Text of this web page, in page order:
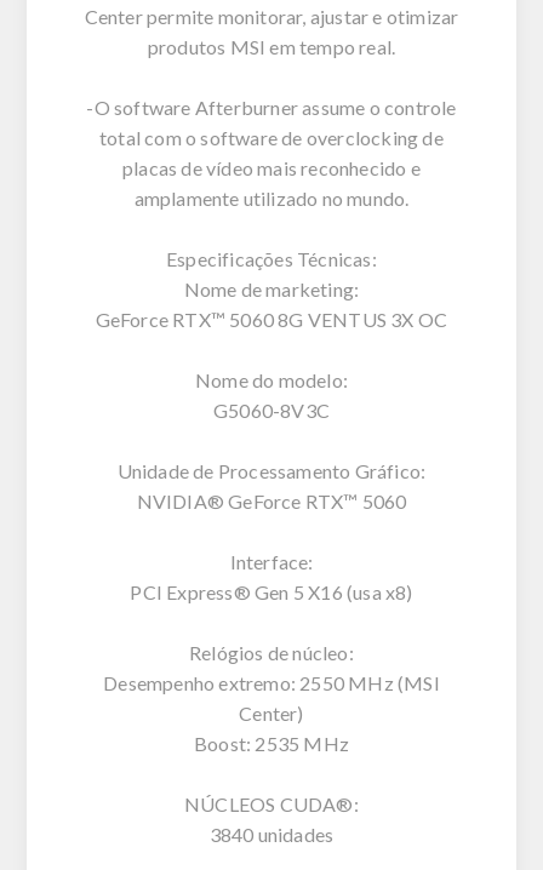
Center permite monitorar, ajustar e otimizar
produtos MSI em tempo real.
-O software Afterburner assume o controle
total com o software de overclocking de
placas de vídeo mais reconhecido e
amplamente utilizado no mundo.
Especificações Técnicas:
Nome de marketing:
GeForce RTX™ 5060 8G VENTUS 3X OC
Nome do modelo:
G5060-8V3C
Unidade de Processamento Gráfico:
NVIDIA® GeForce RTX™ 5060
Interface:
PCI Express® Gen 5 X16 (usa x8)
Relógios de núcleo:
Desempenho extremo: 2550 MHz (MSI
Center)
Boost: 2535 MHz
NÚCLEOS CUDA®:
3840 unidades